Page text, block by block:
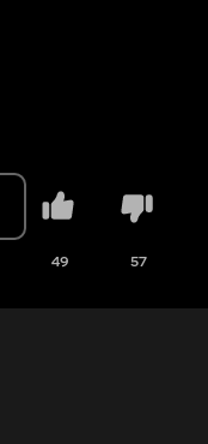
49 57